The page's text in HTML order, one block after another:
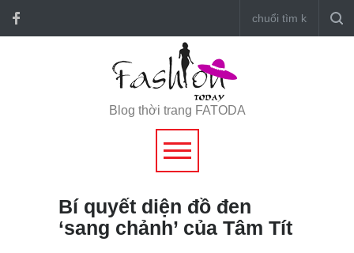
Blog thời trang FATODA
Bí quyết diện đồ đen
‘sang chảnh’ của Tâm Tít